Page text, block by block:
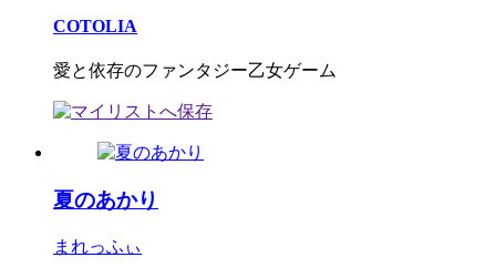
COTOLIA
愛と依存のファンタジー乙女ゲーム
夏のあかり
まれっふぃ